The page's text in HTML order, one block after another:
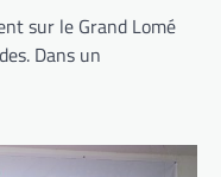
sur le Grand Lomé
Dans un